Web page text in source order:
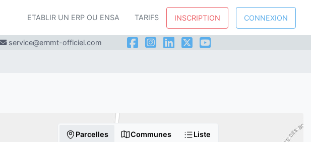
ETABLIR UN ERP OU ENSA TARIFS INSCRIPTION CONNEXION
service@ernmt-officiel.com
Parcelles Communes Liste